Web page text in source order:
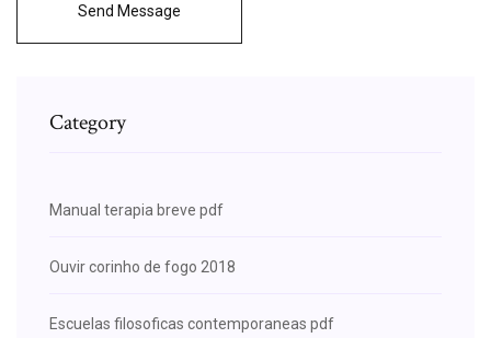
Send Message
Category
Manual terapia breve pdf
Ouvir corinho de fogo 2018
Escuelas filosoficas contemporaneas pdf